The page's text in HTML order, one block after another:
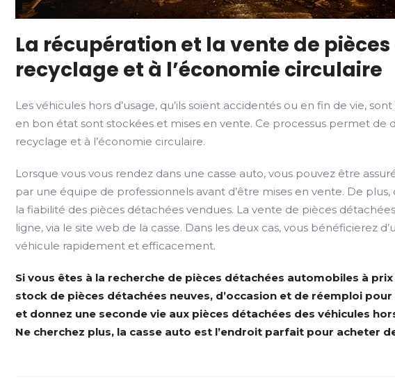
La récupération et la vente de
recyclage et à l’économie circulaire
Les véhicules hors d’usage, qu’ils soient accidentés ou en fin de vie,
en bon état sont stockées et mises en vente. Ce processus permet de
recyclage et à l’économie circulaire.
Lorsque vous vous rendez dans une casse auto, vous pouvez être
par une équipe de professionnels avant d’être mises en vente. De
la fiabilité des pièces détachées vendues. La vente de pièces
ligne, via le site web de la casse. Dans les deux cas, vous bénéficierez
véhicule rapidement et efficacement.
Si vous êtes à la recherche de pièces détachées automobiles à
stock de pièces détachées neuves, d’occasion et de réemploi
et donnez une seconde vie aux pièces détachées des véhicules
Ne cherchez plus, la casse auto est l’endroit parfait pour acheter